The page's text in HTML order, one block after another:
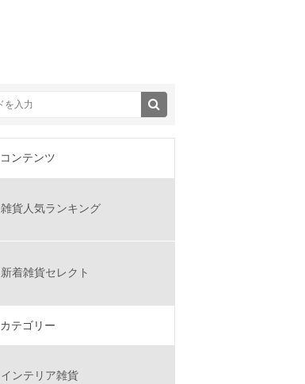
コンテンツ
雑貨人気ランキング
新着雑貨セレクト
カテゴリー
インテリア雑貨